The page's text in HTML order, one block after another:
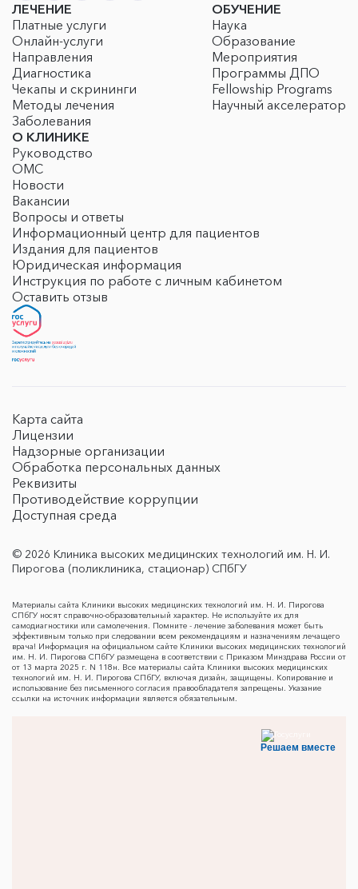
ЛЕЧЕНИЕ
Платные услуги
Онлайн-услуги
Направления
Диагностика
Чекапы и скрининги
Методы лечения
Заболевания
ОБУЧЕНИЕ
Наука
Образование
Мероприятия
Программы ДПО
Fellowship Programs
Научный акселератор
О КЛИНИКЕ
Руководство
ОМС
Новости
Вакансии
Вопросы и ответы
Информационный центр для пациентов
Издания для пациентов
Юридическая информация
Инструкция по работе с личным кабинетом
Оставить отзыв
Карта сайта
Лицензии
Надзорные организации
Обработка персональных данных
Реквизиты
Противодействие коррупции
Доступная среда
© 2026 Клиника высоких медицинских технологий им. Н. И.
Пирогова (поликлиника, стационар) СПбГУ
Материалы сайта Клиники высоких медицинских технологий им. Н. И. Пирогова
СПбГУ носят справочно-образовательный характер. Не используйте их для
самодиагностики или самолечения. Помните - лечение заболевания может быть
эффективным только при следовании всем рекомендациям и назначениям лечащего
врача! Информация на официальном сайте Клиники высоких медицинских технологий
им. Н. И. Пирогова СПбГУ размещена в соответствии с Приказом Минздрава России от
от 13 марта 2025 г. N 118н. Все материалы сайта Клиники высоких медицинских
технологий им. Н. И. Пирогова СПбГУ, включая дизайн, защищены. Копирование и
использование без письменного согласия правообладателя запрещены. Указание
ссылки на источник информации является обязательным.
Решаем вместе